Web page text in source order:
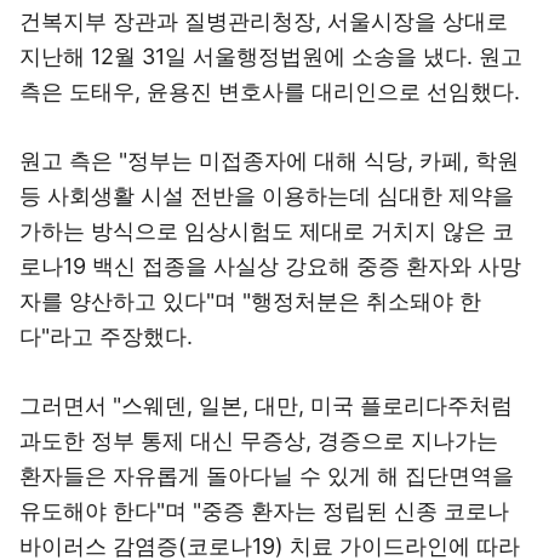
건복지부 장관과 질병관리청장, 서울시장을 상대로
지난해 12월 31일 서울행정법원에 소송을 냈다. 원고
측은 도태우, 윤용진 변호사를 대리인으로 선임했다.
원고 측은 "정부는 미접종자에 대해 식당, 카페, 학원
등 사회생활 시설 전반을 이용하는데 심대한 제약을
가하는 방식으로 임상시험도 제대로 거치지 않은 코
로나19 백신 접종을 사실상 강요해 중증 환자와 사망
자를 양산하고 있다"며 "행정처분은 취소돼야 한
다"라고 주장했다.
그러면서 "스웨덴, 일본, 대만, 미국 플로리다주처럼
과도한 정부 통제 대신 무증상, 경증으로 지나가는
환자들은 자유롭게 돌아다닐 수 있게 해 집단면역을
유도해야 한다"며 "중증 환자는 정립된 신종 코로나
바이러스 감염증(코로나19) 치료 가이드라인에 따라